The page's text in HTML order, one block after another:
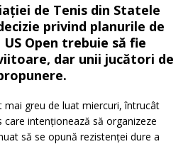
de Tenis din Statele
privind planurile de
Open trebuie să fie
dar unii jucători de
mai greu de luat miercuri, întrucât
intenționează să organizeze
să se opună rezistenței dure a